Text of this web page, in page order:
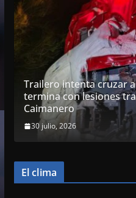
Trailero intenta cruzar
termina con lesiones
Caimanero
30 julio, 2026
El clima